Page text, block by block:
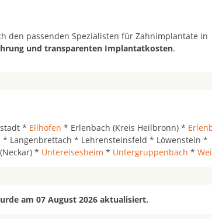
den passenden Spezialisten für Zahnimplantate in
und transparenten Implantatkosten.
* Ellhofen * Erlenbach (Kreis Heilbronn) *
* Langenbrettach * Lehrensteinsfeld * Löwenstein *
* Untereisesheim * Untergruppenbach *
am 07 August 2026 aktualisiert.